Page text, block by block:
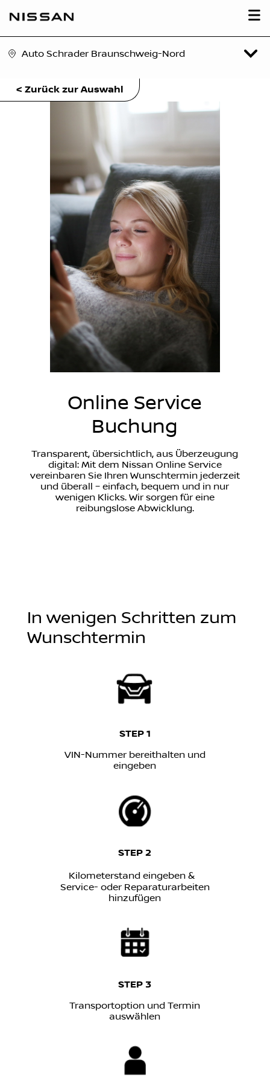
Auto Schrader Braunschweig-Nord
< Zurück zur Auswahl
Online Service
Buchung
Transparent, übersichtlich, aus Überzeugung
digital: Mit dem Nissan Online Service
vereinbaren Sie Ihren Wunschtermin jederzeit
und überall – einfach, bequem und in nur
wenigen Klicks. Wir sorgen für eine
reibungslose Abwicklung.
In wenigen Schritten zum
Wunschtermin
STEP 1
VIN-Nummer bereithalten und
eingeben
STEP 2
Kilometerstand eingeben &
Service- oder Reparaturarbeiten
hinzufügen
STEP 3
Transportoption und Termin
auswählen